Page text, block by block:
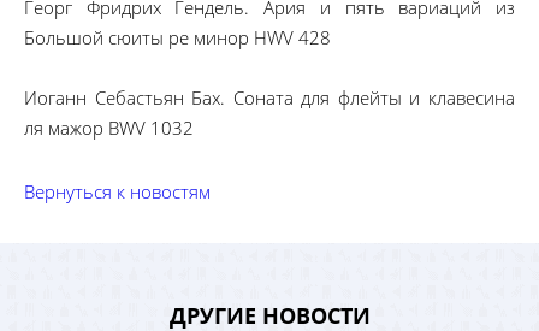
Георг Фридрих Гендель. Ария и пять вариаций из
Большой сюиты ре минор HWV 428
Иоганн Себастьян Бах. Соната для флейты и клавесина
ля мажор BWV 1032
Вернуться к новостям
ДРУГИЕ НОВОСТИ